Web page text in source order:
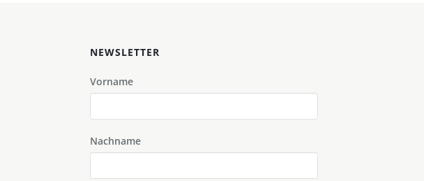
NEWSLETTER
Vorname
Nachname